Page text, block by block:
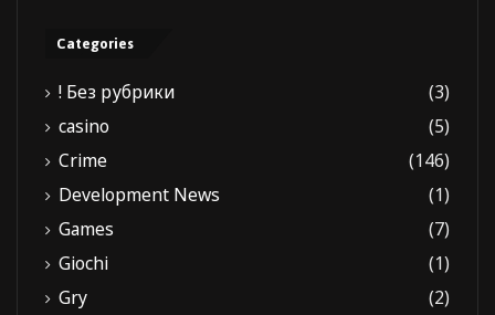
Categories
! Без рубрики
(3)
casino
(5)
Crime
(146)
Development News
(1)
Games
(7)
Giochi
(1)
Gry
(2)